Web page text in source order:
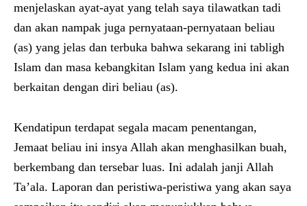
menjelaskan ayat-ayat yang telah saya tilawatkan tadi
dan akan nampak juga pernyataan-pernyataan beliau
(as) yang jelas dan terbuka bahwa sekarang ini tabligh
Islam dan masa kebangkitan Islam yang kedua ini akan
berkaitan dengan diri beliau (as).
Kendatipun terdapat segala macam penentangan,
Jemaat beliau ini insya Allah akan menghasilkan buah,
berkembang dan tersebar luas. Ini adalah janji Allah
Ta’ala. Laporan dan peristiwa-peristiwa yang akan saya